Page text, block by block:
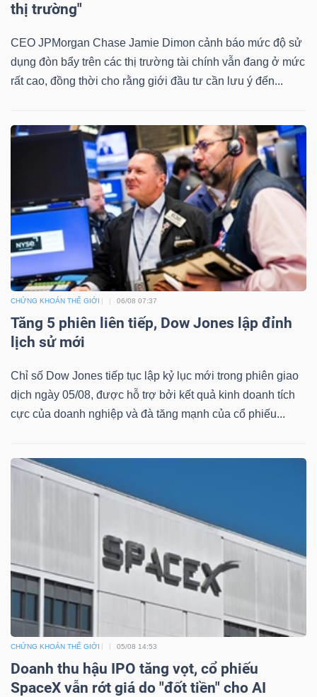
thị trường"
CEO JPMorgan Chase Jamie Dimon cảnh báo mức độ sử
dụng đòn bẩy trên các thị trường tài chính vẫn đang ở mức
rất cao, đồng thời cho rằng giới đầu tư cần lưu ý đến...
CHỨNG KHOÁN THẾ GIỚI 06/08 07:37
Tăng 5 phiên liên tiếp, Dow Jones lập đỉnh
lịch sử mới
Chỉ số Dow Jones tiếp tục lập kỷ lục mới trong phiên giao
dịch ngày 05/08, được hỗ trợ bởi kết quả kinh doanh tích
cực của doanh nghiệp và đà tăng mạnh của cổ phiếu...
CHỨNG KHOÁN THẾ GIỚI 05/08 14:53
Doanh thu hậu IPO tăng vọt, cổ phiếu
SpaceX vẫn rớt giá do "đốt tiền" cho AI